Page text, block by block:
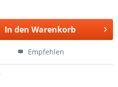
In den Warenkorb
Empfehlen